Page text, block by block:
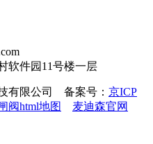
软件园11号楼一层
有限公司 备案号： 京ICP
阀html地图 麦迪森官网